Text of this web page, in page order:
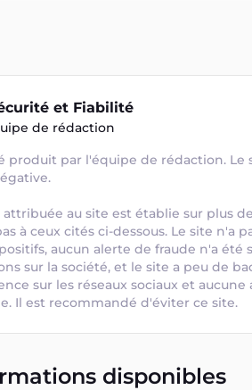
et Fiabilité
de rédaction
produit par l'équipe de rédaction. Le
au site est établie sur plus
à ceux cités ci-dessous. Le site n'a
aucun alerte de fraude n'a été
sur la société, et le site a peu de
sur les réseaux sociaux et aucune
Il est recommandé d'éviter ce site.
disponibles